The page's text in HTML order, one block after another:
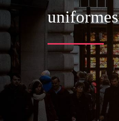
uniformes